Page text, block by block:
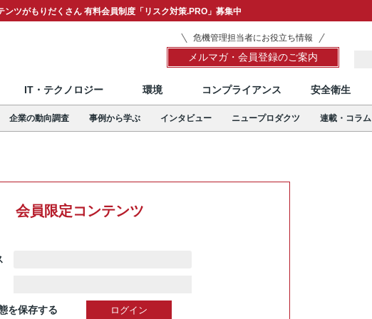
ンツがもりだくさん 有料会員制度「リスク対策.PRO」募集中
危機管理担当者にお役立ち情報
メルマガ・会員登録のご案内
IT・テクノロジー 環境 コンプライアンス 安全衛生
企業の動向調査 事例から学ぶ インタビュー ニュープロダクツ 連載・コラム
会員限定コンテンツ
を保存する